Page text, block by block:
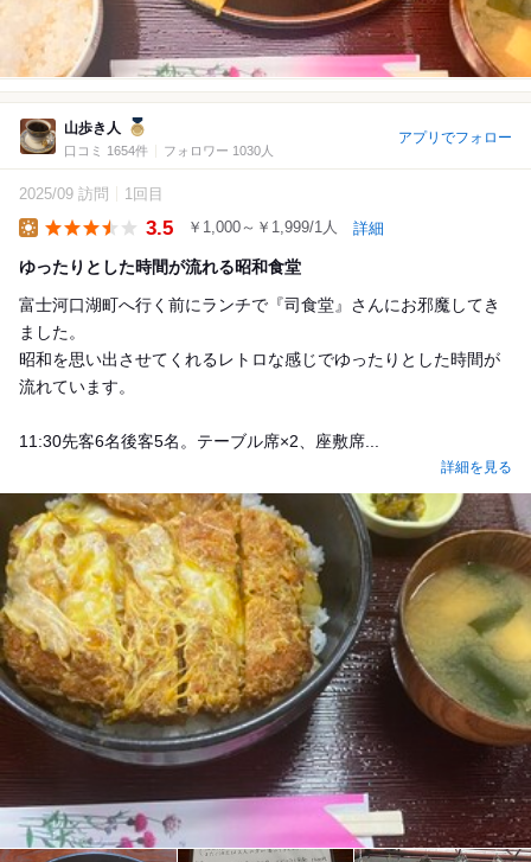
山歩き人
口コミ 1654件 フォロワー 1030人
アプリでフォロー
2025/09 訪問 1回目
3.5 ￥1,000～￥1,999/1人 詳細
ゆったりとした時間が流れる昭和食堂
富士河口湖町へ行く前にランチで『司食堂』さんにお邪魔してき
ました。
昭和を思い出させてくれるレトロな感じでゆったりとした時間が
流れています。
11:30先客6名後客5名。テーブル席×2、座敷席...
詳細を見る